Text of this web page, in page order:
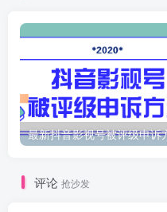
评论 抢沙发